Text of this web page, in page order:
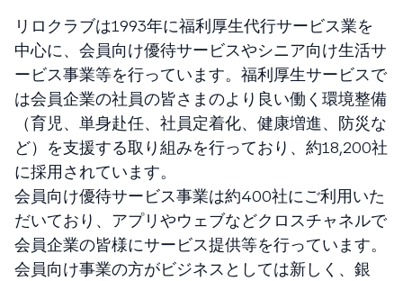
リロクラブは1993年に福利厚生代行サービス業を
中心に、会員向け優待サービスやシニア向け生活サ
ービス事業等を行っています。福利厚生サービスで
は会員企業の社員の皆さまのより良い働く環境整備
（育児、単身赴任、社員定着化、健康増進、防災な
ど）を支援する取り組みを行っており、約18,200社
に採用されています。
会員向け優待サービス事業は約400社にご利用いた
だいており、アプリやウェブなどクロスチャネルで
会員企業の皆様にサービス提供等を行っています。
会員向け事業の方がビジネスとしては新しく、銀